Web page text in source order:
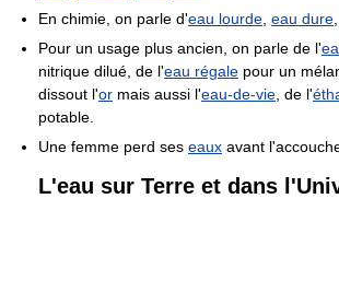
En chimie, on parle d'eau lourde eau dure
Pour un usage plus ancien, on parle de l'
nitrique dilué, de l'eau régale pour un
dissout l'or mais aussi l'eau-de-vie , de l'
potable.
Une femme perd ses eaux avant
L'eau sur Terre et dans